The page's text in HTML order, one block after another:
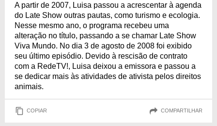
A partir de 2007, Luisa passou a acrescentar à agenda
do Late Show outras pautas, como turismo e ecologia.
Nesse mesmo ano, o programa recebeu uma
alteração no título, passando a se chamar Late Show
Viva Mundo. No dia 3 de agosto de 2008 foi exibido
seu último episódio. Devido à rescisão de contrato
com a RedeTV!, Luisa deixou a emissora e passou a
se dedicar mais às atividades de ativista pelos direitos
animais.
COPIAR COMPARTILHAR